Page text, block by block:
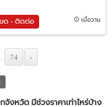
ยด - ติดต่อ เมื่อวาน
74 ›
งหวัด มีช่วงราคาเท่าไหร่บ้าง